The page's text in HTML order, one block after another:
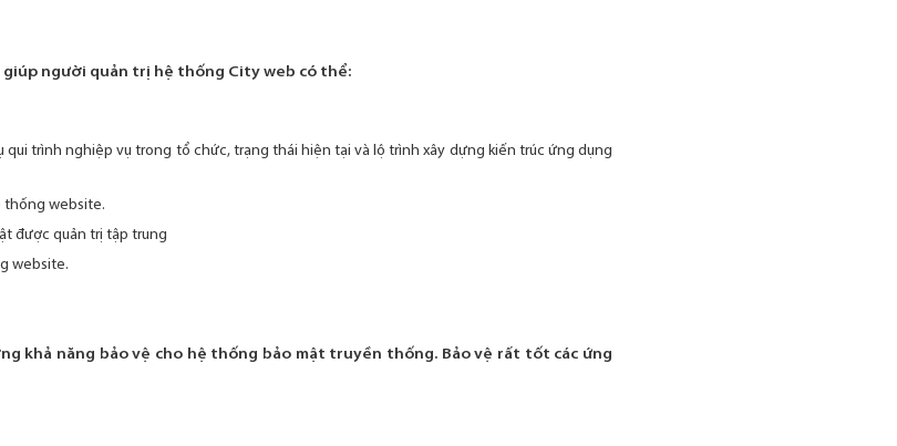
người quản trị hệ thống City web có thể:
qui trình nghiệp vụ trong tổ chức, trạng thái hiện tại và lộ trình xây dựng kiến trúc ứng dụng
thống website.
được quản trị tập trung
website.
khả năng bảo vệ cho hệ thống bảo mật truyền thống. Bảo vệ rất tốt các ứng